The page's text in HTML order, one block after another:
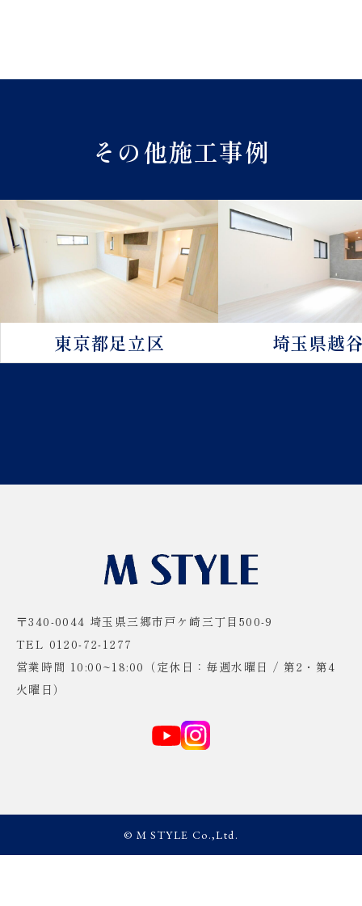
その他施工事例
東京都足立区 埼玉県越
〒340-0044 埼玉県三郷市戸ケ崎三丁目500-9
TEL 0120-72-1277
営業時間 10:00~18:00（定休日：毎週水曜日 / 第2・第4
火曜日）
© M STYLE Co.,Ltd.